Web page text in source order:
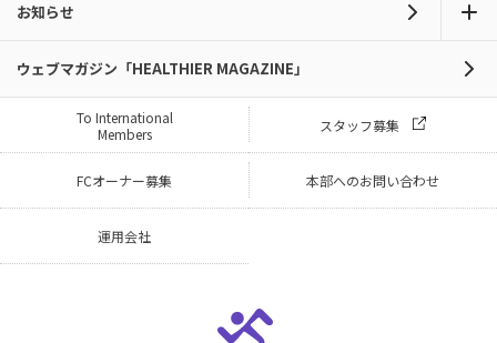
お知らせ
ウェブマガジン「HEALTHIER MAGAZINE」
To International
Members
スタッフ募集
FCオーナー募集 本部へのお問い合わせ
運用会社